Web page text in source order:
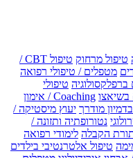
טיפול מרחוק
טיפול CBT /
מטפלים / טיפולי רפואה
ברפלקסולוגיה טיפולי
בשיאצו
Coaching / אימון
מודרך יעוץ מיסטיקה /
נטורופתיה ותזונה /
הקבלה לימודי רפואה
טיפול אלטרנטיבי בילדים